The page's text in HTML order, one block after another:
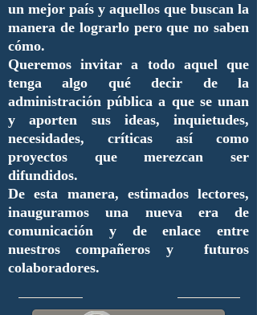
un mejor país y aquellos que buscan la
manera de lograrlo pero que no saben
cómo.
Queremos invitar a todo aquel que
tenga algo qué decir de la
administración pública a que se unan
y aporten sus ideas, inquietudes,
necesidades, críticas así como
proyectos que merezcan ser
difundidos.
De esta manera, estimados lectores,
inauguramos una nueva era de
comunicación y de enlace entre
nuestros compañeros y futuros
colaboradores.